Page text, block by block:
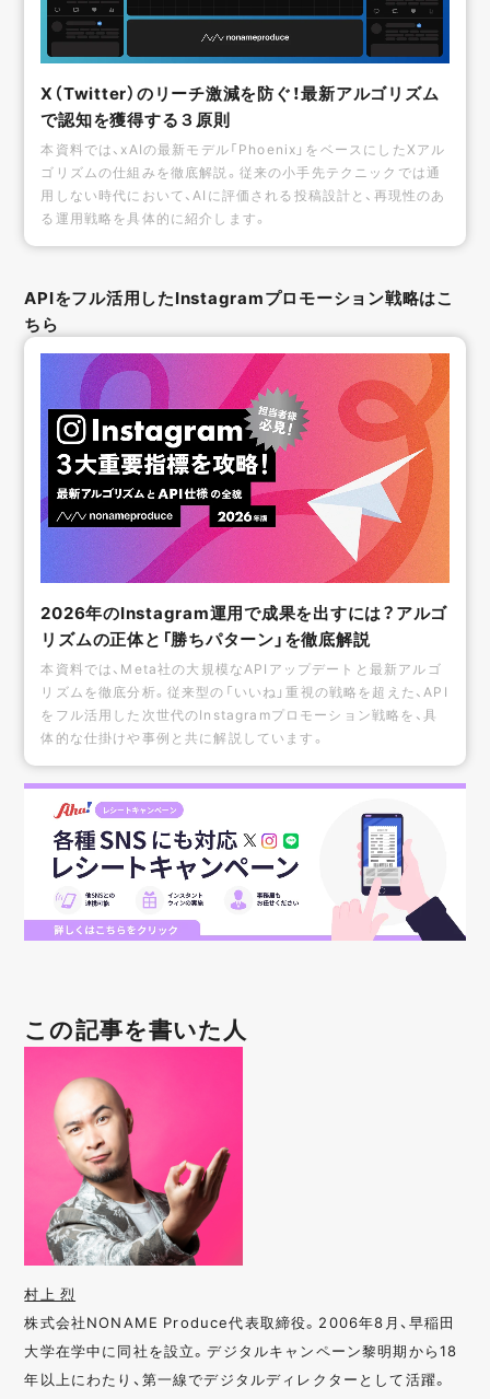
X（Twitter）のリーチ激減を防ぐ！最新アルゴリズム
で認知を獲得する３原則
本資料では、xAIの最新モデル「Phoenix」をベースにしたXアル
ゴリズムの仕組みを徹底解説。従来の小手先テクニックでは通
用しない時代において、AIに評価される投稿設計と、再現性のあ
る運用戦略を具体的に紹介します。
APIをフル活用したInstagramプロモーション戦略はこ
ちら
2026年のInstagram運用で成果を出すには？アルゴ
リズムの正体と「勝ちパターン」を徹底解説
本資料では、Meta社の大規模なAPIアップデートと最新アルゴ
リズムを徹底分析。従来型の「いいね」重視の戦略を超えた、API
をフル活用した次世代のInstagramプロモーション戦略を、具
体的な仕掛けや事例と共に解説しています。
この記事を書いた人
村上 烈
株式会社NONAME Produce代表取締役。2006年8月、早稲田
大学在学中に同社を設立。デジタルキャンペーン黎明期から18
年以上にわたり、第一線でデジタルディレクターとして活躍。